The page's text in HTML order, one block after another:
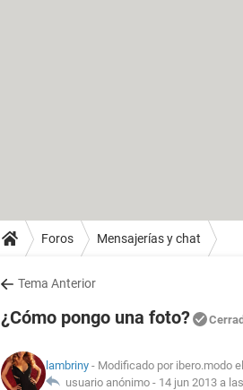
Foros Mensajerías y chat
Tema Anterior
¿Cómo pongo una foto?
lambriny - Modificado por ibero.modo
usuario anónimo - 14 jun 2013 a